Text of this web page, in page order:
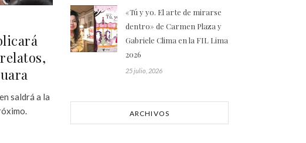
saldrá a la
«Tú y yo. El arte de mirarse
dentro» de Carmen Plaza y
Gabriele Clima en la FIL Lima
2026
25 julio, 2026
ARCHIVOS